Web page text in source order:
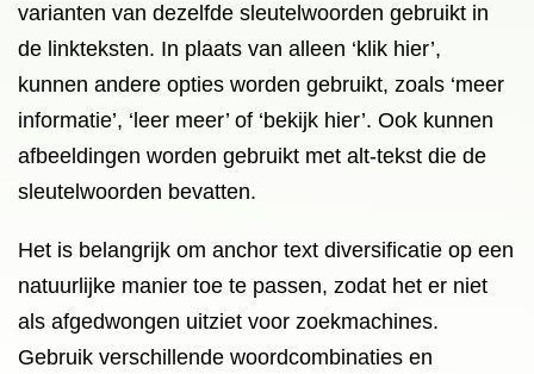
varianten van dezelfde sleutelwoorden gebruikt in
de linkteksten. In plaats van alleen ‘klik hier’,
kunnen andere opties worden gebruikt, zoals ‘meer
informatie’, ‘leer meer’ of ‘bekijk hier’. Ook kunnen
afbeeldingen worden gebruikt met alt-tekst die de
sleutelwoorden bevatten.
Het is belangrijk om anchor text diversificatie op een
natuurlijke manier toe te passen, zodat het er niet
als afgedwongen uitziet voor zoekmachines.
Gebruik verschillende woordcombinaties en